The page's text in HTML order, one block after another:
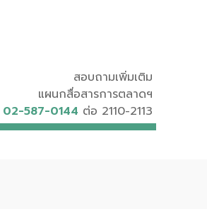
สอบถามเพิ่มเติม
แผนกสื่อสารการตลาดฯ
02-587-0144 ต่อ 2110-2113